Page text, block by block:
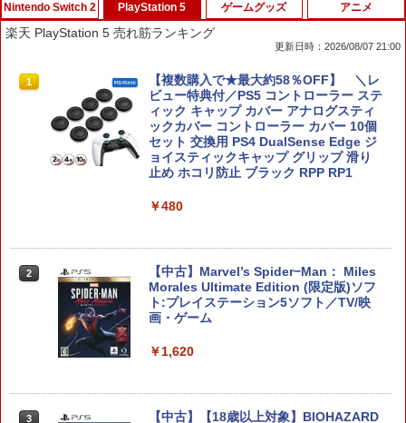
Nintendo Switch 2
1
【楽天ブックス限定特典+特典】METAL
GEAR SOLID : MASTER COLLECTION
Vol.2 Switch2版(2連アクリルキーホル
ダー+【早期購入封入特典】DLCチラシ)
￥6,600
約品]
￥6,810
￥2,280
PlayStation 5
楽天 PlayStation 5 売れ筋ランキング
更新日時：2026/08/07 21:00
1
【複数購入で★最大約58％OFF】 ＼レ
ビュー特典付／PS5 コントローラー ステ
ィック キャップ カバー アナログスティ
ックカバー コントローラー カバー 10個
セット 交換用 PS4 DualSense Edge ジ
ョイスティックキャップ グリップ 滑り
止め ホコリ防止 ブラック RPP RP1
￥480
2
【中古】Marvel’s Spider−Man： Miles
Morales Ultimate Edition (限定版)ソフ
ト:プレイステーション5ソフト／TV/映
画・ゲーム
￥1,620
3 【中古】【18歳以上対象】BIOHAZARD
ゲームグッズ アニメ